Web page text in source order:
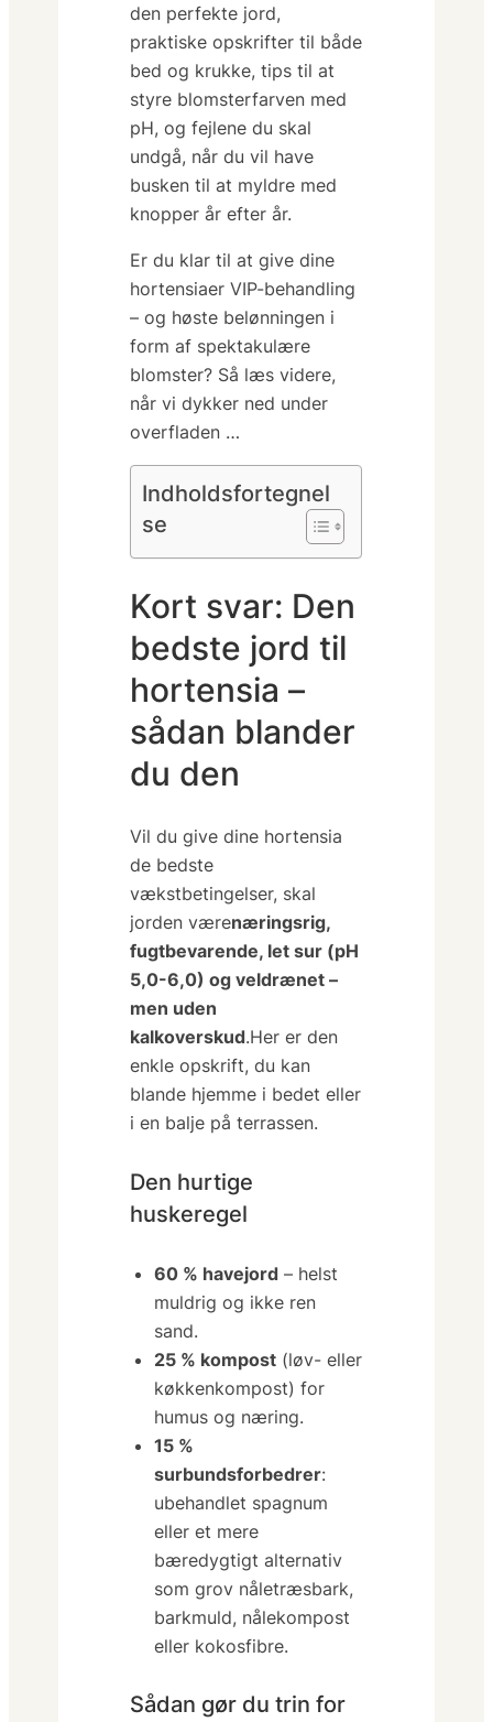
den perfekte jord,
praktiske opskrifter til både
bed og krukke, tips til at
styre blomsterfarven med
pH, og fejlene du skal
undgå, når du vil have
busken til at myldre med
knopper år efter år.
Er du klar til at give dine
hortensiaer VIP-behandling
– og høste belønningen i
form af spektakulære
blomster? Så læs videre,
når vi dykker ned under
overfladen …
Indholdsfortegnel
se
Kort svar: Den
bedste jord til
hortensia –
sådan blander
du den
Vil du give dine hortensia
de bedste
vækstbetingelser, skal
jorden værenæringsrig,
fugtbevarende, let sur (pH
5,0-6,0) og veldrænet –
men uden
kalkoverskud.Her er den
enkle opskrift, du kan
blande hjemme i bedet eller
i en balje på terrassen.
Den hurtige
huskeregel
60 % havejord – helst
muldrig og ikke ren
sand.
25 % kompost (løv- eller
køkkenkompost) for
humus og næring.
15 %
surbundsforbedrer:
ubehandlet spagnum
eller et mere
bæredygtigt alternativ
som grov nåletræsbark,
barkmuld, nålekompost
eller kokosfibre.
Sådan gør du trin for